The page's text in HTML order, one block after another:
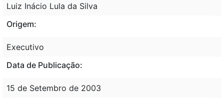
Luiz Inácio Lula da Silva
Origem:
Executivo
Data de Publicação:
15 de Setembro de 2003